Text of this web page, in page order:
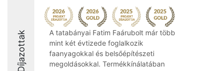
Díjazottak
A tatabányai Fatim Faárubolt már több
mint két évtizede foglalkozik
faanyagokkal és belsőépítészeti
megoldásokkal. Termékkínálatában